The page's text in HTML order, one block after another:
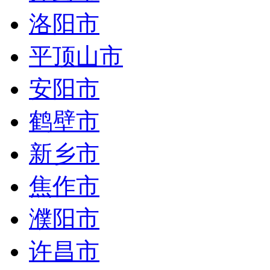
洛阳市
平顶山市
安阳市
鹤壁市
新乡市
焦作市
濮阳市
许昌市